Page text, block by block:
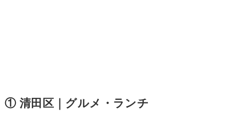
① 清田区｜グルメ・ランチ